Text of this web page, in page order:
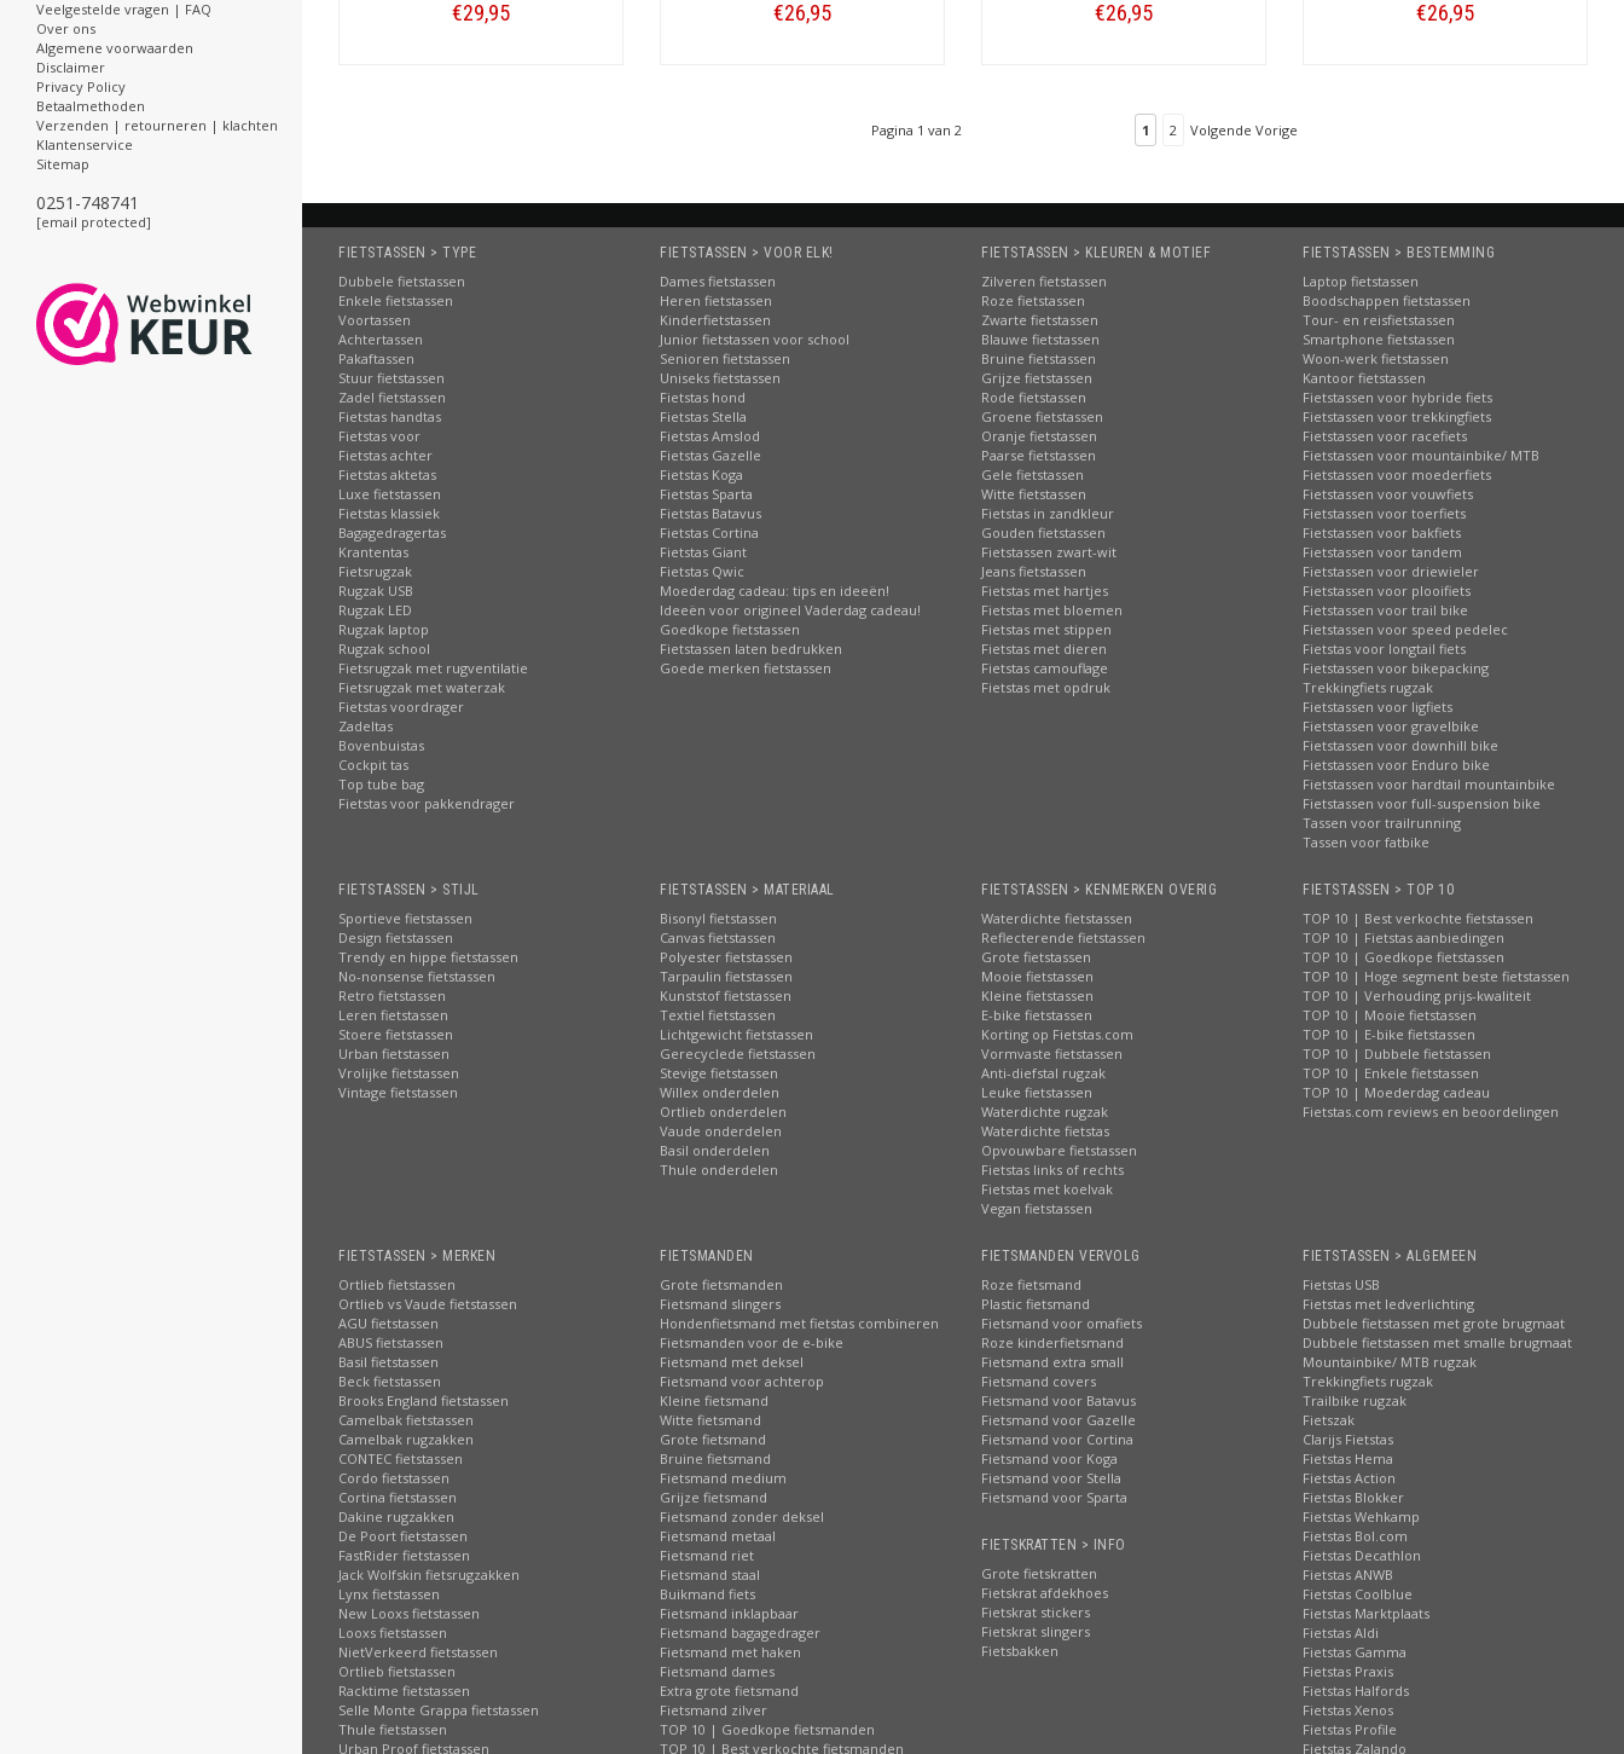
Veelgestelde vragen | FAQ
Over ons
Algemene voorwaarden
Disclaimer
Privacy Policy
Betaalmethoden
Verzenden | retourneren | klachten
Klantenservice
Sitemap
0251-748741
[email protected]
€29,95
€26,95
€26,95
€26,95
Pagina 1 van 2 1 2 Volgende Vorige
FIETSTASSEN > TYPE
Dubbele fietstassen
Enkele fietstassen
Voortassen
Achtertassen
Pakaftassen
Stuur fietstassen
Zadel fietstassen
Fietstas handtas
Fietstas voor
Fietstas achter
Fietstas aktetas
Luxe fietstassen
Fietstas klassiek
Bagagedragertas
Krantentas
Fietsrugzak
Rugzak USB
Rugzak LED
Rugzak laptop
Rugzak school
Fietsrugzak met rugventilatie
Fietsrugzak met waterzak
Fietstas voordrager
Zadeltas
Bovenbuistas
Cockpit tas
Top tube bag
Fietstas voor pakkendrager
FIETSTASSEN > VOOR ELK!
Dames fietstassen
Heren fietstassen
Kinderfietstassen
Junior fietstassen voor school
Senioren fietstassen
Uniseks fietstassen
Fietstas hond
Fietstas Stella
Fietstas Amslod
Fietstas Gazelle
Fietstas Koga
Fietstas Sparta
Fietstas Batavus
Fietstas Cortina
Fietstas Giant
Fietstas Qwic
Moederdag cadeau: tips en ideeën!
Ideeën voor origineel Vaderdag cadeau!
Goedkope fietstassen
Fietstassen laten bedrukken
Goede merken fietstassen
FIETSTASSEN > KLEUREN & MOTIEF
Zilveren fietstassen
Roze fietstassen
Zwarte fietstassen
Blauwe fietstassen
Bruine fietstassen
Grijze fietstassen
Rode fietstassen
Groene fietstassen
Oranje fietstassen
Paarse fietstassen
Gele fietstassen
Witte fietstassen
Fietstas in zandkleur
Gouden fietstassen
Fietstassen zwart-wit
Jeans fietstassen
Fietstas met hartjes
Fietstas met bloemen
Fietstas met stippen
Fietstas met dieren
Fietstas camouflage
Fietstas met opdruk
FIETSTASSEN > BESTEMMING
Laptop fietstassen
Boodschappen fietstassen
Tour- en reisfietstassen
Smartphone fietstassen
Woon-werk fietstassen
Kantoor fietstassen
Fietstassen voor hybride fiets
Fietstassen voor trekkingfiets
Fietstassen voor racefiets
Fietstassen voor mountainbike/ MTB
Fietstassen voor moederfiets
Fietstassen voor vouwfiets
Fietstassen voor toerfiets
Fietstassen voor bakfiets
Fietstassen voor tandem
Fietstassen voor driewieler
Fietstassen voor plooifiets
Fietstassen voor trail bike
Fietstassen voor speed pedelec
Fietstas voor longtail fiets
Fietstassen voor bikepacking
Trekkingfiets rugzak
Fietstassen voor ligfiets
Fietstassen voor gravelbike
Fietstassen voor downhill bike
Fietstassen voor Enduro bike
Fietstassen voor hardtail mountainbike
Fietstassen voor full-suspension bike
Tassen voor trailrunning
Tassen voor fatbike
FIETSTASSEN > STIJL
Sportieve fietstassen
Design fietstassen
Trendy en hippe fietstassen
No-nonsense fietstassen
Retro fietstassen
Leren fietstassen
Stoere fietstassen
Urban fietstassen
Vrolijke fietstassen
Vintage fietstassen
FIETSTASSEN > MATERIAAL
Bisonyl fietstassen
Canvas fietstassen
Polyester fietstassen
Tarpaulin fietstassen
Kunststof fietstassen
Textiel fietstassen
Lichtgewicht fietstassen
Gerecyclede fietstassen
Stevige fietstassen
Willex onderdelen
Ortlieb onderdelen
Vaude onderdelen
Basil onderdelen
Thule onderdelen
FIETSTASSEN > KENMERKEN OVERIG
Waterdichte fietstassen
Reflecterende fietstassen
Grote fietstassen
Mooie fietstassen
Kleine fietstassen
E-bike fietstassen
Korting op Fietstas.com
Vormvaste fietstassen
Anti-diefstal rugzak
Leuke fietstassen
Waterdichte rugzak
Waterdichte fietstas
Opvouwbare fietstassen
Fietstas links of rechts
Fietstas met koelvak
Vegan fietstassen
FIETSTASSEN > TOP 10
TOP 10 | Best verkochte fietstassen
TOP 10 | Fietstas aanbiedingen
TOP 10 | Goedkope fietstassen
TOP 10 | Hoge segment beste fietstassen
TOP 10 | Verhouding prijs-kwaliteit
TOP 10 | Mooie fietstassen
TOP 10 | E-bike fietstassen
TOP 10 | Dubbele fietstassen
TOP 10 | Enkele fietstassen
TOP 10 | Moederdag cadeau
Fietstas.com reviews en beoordelingen
FIETSTASSEN > MERKEN
Ortlieb fietstassen
Ortlieb vs Vaude fietstassen
AGU fietstassen
ABUS fietstassen
Basil fietstassen
Beck fietstassen
Brooks England fietstassen
Camelbak fietstassen
Camelbak rugzakken
CONTEC fietstassen
Cordo fietstassen
Cortina fietstassen
Dakine rugzakken
De Poort fietstassen
FastRider fietstassen
Jack Wolfskin fietsrugzakken
Lynx fietstassen
New Looxs fietstassen
Looxs fietstassen
NietVerkeerd fietstassen
Ortlieb fietstassen
Racktime fietstassen
Selle Monte Grappa fietstassen
Thule fietstassen
Urban Proof fietstassen
FIETSMANDEN
Grote fietsmanden
Fietsmand slingers
Hondenfietsmand met fietstas combineren
Fietsmanden voor de e-bike
Fietsmand met deksel
Fietsmand voor achterop
Kleine fietsmand
Witte fietsmand
Grote fietsmand
Bruine fietsmand
Fietsmand medium
Grijze fietsmand
Fietsmand zonder deksel
Fietsmand metaal
Fietsmand riet
Fietsmand staal
Buikmand fiets
Fietsmand inklapbaar
Fietsmand bagagedrager
Fietsmand met haken
Fietsmand dames
Extra grote fietsmand
Fietsmand zilver
TOP 10 | Goedkope fietsmanden
TOP 10 | Best verkochte fietsmanden
FIETSMANDEN VERVOLG
Roze fietsmand
Plastic fietsmand
Fietsmand voor omafiets
Roze kinderfietsmand
Fietsmand extra small
Fietsmand covers
Fietsmand voor Batavus
Fietsmand voor Gazelle
Fietsmand voor Cortina
Fietsmand voor Koga
Fietsmand voor Stella
Fietsmand voor Sparta
FIETSKRATTEN > INFO
Grote fietskratten
Fietskrat afdekhoes
Fietskrat stickers
Fietskrat slingers
Fietsbakken
FIETSTASSEN > ALGEMEEN
Fietstas USB
Fietstas met ledverlichting
Dubbele fietstassen met grote brugmaat
Dubbele fietstassen met smalle brugmaat
Mountainbike/ MTB rugzak
Trekkingfiets rugzak
Trailbike rugzak
Fietszak
Clarijs Fietstas
Fietstas Hema
Fietstas Action
Fietstas Blokker
Fietstas Wehkamp
Fietstas Bol.com
Fietstas Decathlon
Fietstas ANWB
Fietstas Coolblue
Fietstas Marktplaats
Fietstas Aldi
Fietstas Gamma
Fietstas Praxis
Fietstas Halfords
Fietstas Xenos
Fietstas Profile
Fietstas Zalando